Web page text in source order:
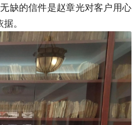
缺的信件是赵章光对客户用心
。